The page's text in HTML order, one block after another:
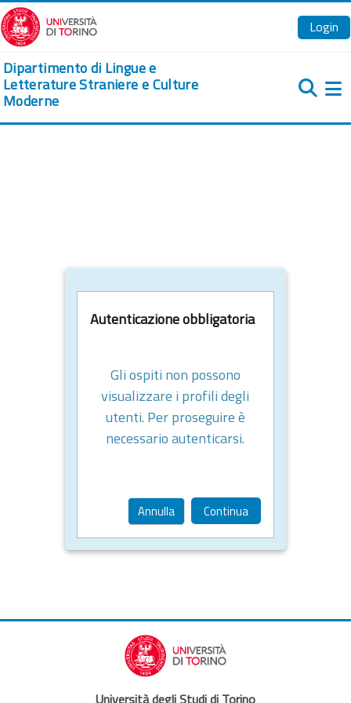
Vai al contenuto principale
Login
Dipartimento di Lingue e
Letterature Straniere e Culture
Moderne
Autenticazione obbligatoria
Gli ospiti non possono
visualizzare i profili degli
utenti. Per proseguire è
necessario autenticarsi.
Annulla Continua
Università degli Studi di Torino